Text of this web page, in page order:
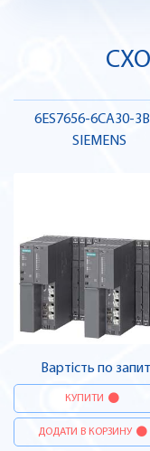
6ES7656-6CA30-
SIEMENS
Вартість по
КУПИТИ
ДОДАТИ В КОРЗИНУ